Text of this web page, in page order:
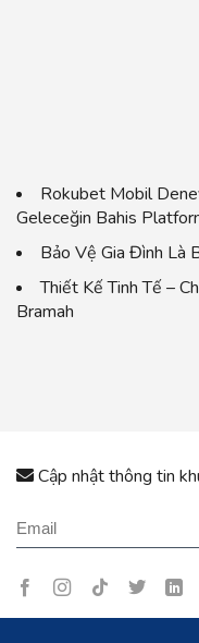
Rokubet Mobil
Geleceğin Bahis
Bảo Vệ Gia Đình Là
Thiết Kế Tinh Tế –
Bramah
Cập nhật thông tin